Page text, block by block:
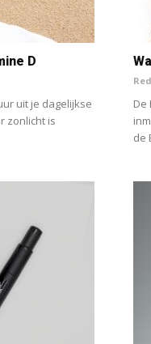
D
uit je dagelijkse
zonlicht is
De
de